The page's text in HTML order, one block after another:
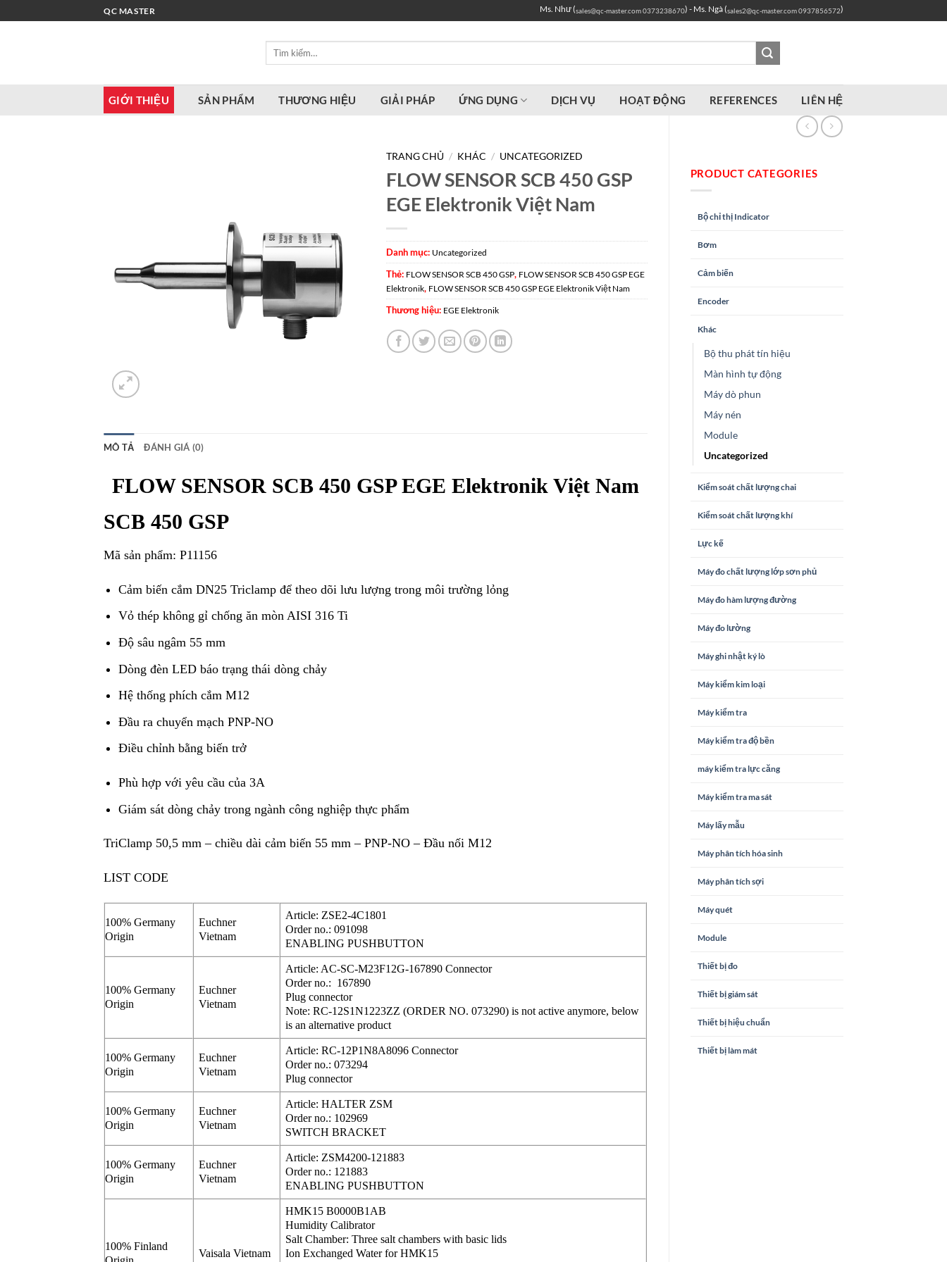
qua
QC MASTER Ms. Như (sales@qc-master.com0373238670) - Ms. Ngà (sales2@qc-master.com0937856572)
Tìm
GIỚI THIỆU SẢN PHẨM THƯƠNG HIỆU GIẢI PHÁP ỨNG DỤNG DỊCH VỤ HOẠT ĐỘNG REFERENCES LIÊN HỆ
PRODUCT CATEGORIES
Bộ chỉ thị Indicator
Bơm
Cảm biến
Encoder
Khác
Bộ thu phát tín hiệu
Màn hình tự động
Máy dò phun
Máy nén
Module
Uncategorized
Kiểm soát chất lượng chai
Kiểm soát chất lượng khí
Lực kế
Máy đo chất lượng lớp sơn phủ
Máy đo hàm lượng đường
Máy đo lường
Máy ghi nhật ký lò
Máy kiểm kim loại
Máy kiểm tra
Máy kiểm tra độ bền
máy kiểm tra lực căng
Máy kiểm tra ma sát
Máy lấy mẫu
Máy phân tích hóa sinh
Máy phân tích sợi
Máy quét
Module
Thiết bị đo
Thiết bị giám sát
Thiết bị hiệu chuẩn
Thiết bị làm mát
TRANG CHỦ / KHÁC / UNCATEGORIZED
FLOW SENSOR SCB 450 GSP
EGE Elektronik Việt Nam
Danh mục: Uncategorized
Thẻ: FLOW SENSOR SCB 450 GSP, FLOW SENSOR SCB 450 GSP EGE
Elektronik, FLOW SENSOR SCB 450 GSP EGE Elektronik Việt Nam
Thương hiệu: EGE Elektronik
MÔ TẢ ĐÁNH GIÁ (0)
FLOW SENSOR SCB 450 GSP EGE Elektronik Việt Nam
SCB 450 GSP
Mã sản phẩm: P11156
Cảm biến cắm DN25 Triclamp để theo dõi lưu lượng trong môi trường lỏng
Vỏ thép không gỉ chống ăn mòn AISI 316 Ti
Độ sâu ngâm 55 mm
Dòng đèn LED báo trạng thái dòng chảy
Hệ thống phích cắm M12
Đầu ra chuyển mạch PNP-NO
Điều chỉnh bằng biến trở
Phù hợp với yêu cầu của 3A
Giám sát dòng chảy trong ngành công nghiệp thực phẩm
TriClamp 50,5 mm – chiều dài cảm biến 55 mm – PNP-NO – Đầu nối M12
LIST CODE
100% Germany
Origin
Euchner
Vietnam
Article: ZSE2-4C1801
Order no.: 091098
ENABLING PUSHBUTTON
100% Germany
Origin
Euchner
Vietnam
Article: AC-SC-M23F12G-167890 Connector
Order no.: 167890
Plug connector
Note: RC-12S1N1223ZZ (ORDER NO. 073290) is not active anymore, below
is an alternative product
100% Germany
Origin
Euchner
Vietnam
Article: RC-12P1N8A8096 Connector
Order no.: 073294
Plug connector
100% Germany
Origin
Euchner
Vietnam
Article: HALTER ZSM
Order no.: 102969
SWITCH BRACKET
100% Germany
Origin
Euchner
Vietnam
Article: ZSM4200-121883
Order no.: 121883
ENABLING PUSHBUTTON
100% Finland
Vaisala Vietnam
HMK15 B0000B1AB
Humidity Calibrator
Salt Chamber: Three salt chambers with basic lids
Ion Exchanged Water for HMK15